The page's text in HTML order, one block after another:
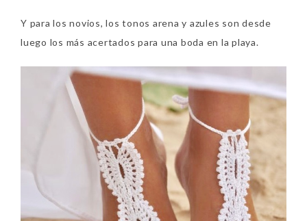
Y para los novios, los tonos arena y azules son desde
luego los más acertados para una boda en la playa.